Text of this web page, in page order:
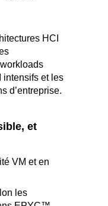
HCI
intensifs et les
d’entreprise.
et
VM et en
les